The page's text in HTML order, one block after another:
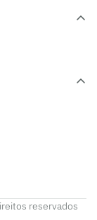
reservados